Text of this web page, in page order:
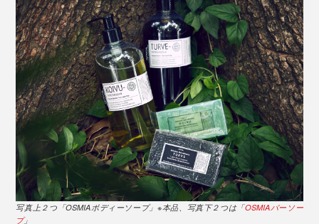
写真上２つ「OSMIAボディーソープ」※本品、写真下２つは「OSMIAバーソー
プ」